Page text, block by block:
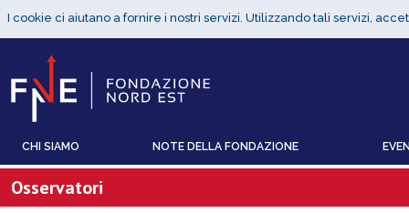
CHI SIAMO NOTE DELLA FONDAZIONE
Osservatori